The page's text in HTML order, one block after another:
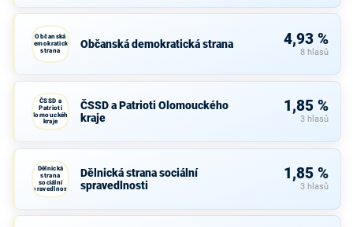
Občanská
demokratická
strana
Občanská demokratická strana 4,93 %
8 hlasů
ČSSD a
Patrioti
Olomouckého
kraje
ČSSD a Patrioti Olomouckého
kraje
1,85 %
3 hlasů
Dělnická
strana
sociální
spravedlnosti
Dělnická strana sociální
spravedlnosti
1,85 %
3 hlasů